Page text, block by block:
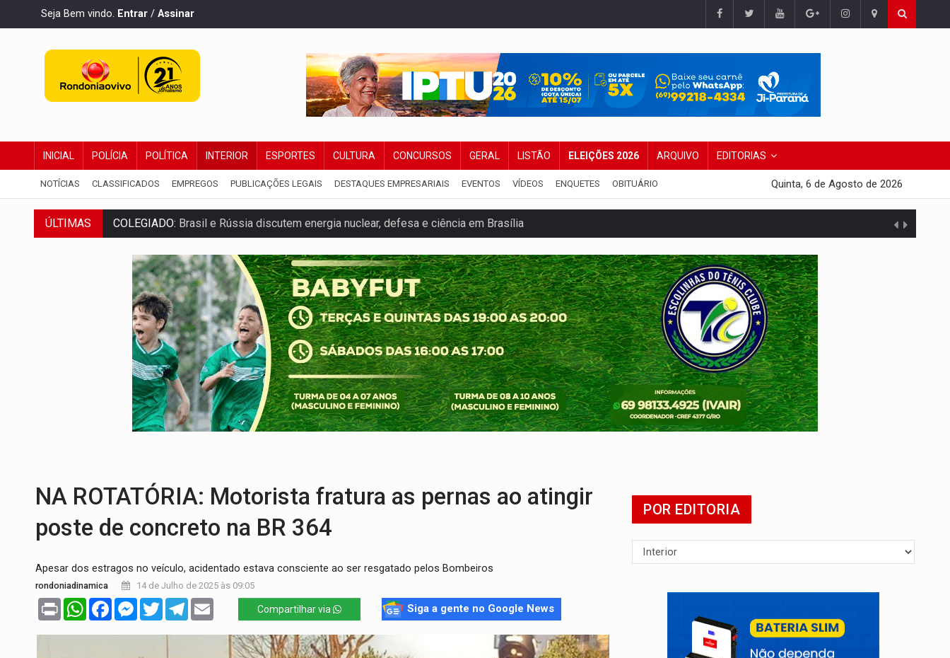
Seja Bem vindo. Entrar / Assinar
INICIAL POLÍCIA POLÍTICA INTERIOR ESPORTES CULTURA CONCURSOS GERAL LISTÃO ELEIÇÕES 2026 ARQUIVO EDITORIAS
NOTÍCIAS CLASSIFICADOS EMPREGOS PUBLICAÇÕES LEGAIS DESTAQUES EMPRESARIAIS EVENTOS VÍDEOS ENQUETES OBITUÁRIO Quinta, 6 de Agosto de 2026
ÚLTIMAS URGENTE:Colisão entre caminhão e carro deixa quatro mortos e um em estado grave na BR
ENCONTRO:Amazônia Negra ganha projeção nacional com participação de Marcela Bonfim
PREVISÃO:Porto Velho tem chances de chuvas isoladas nesta sexta-feira (7)
SINDICATOS UNIDOS:Assembleia Geral delibera greve da educação municipal em Porto Velho
PROCESSO SELETIVO:Rondoniaovivo abre oficina de Comunicação com oportunidade de integrar equipe
AGOSTO LILÁS:MPRO lança de portal e promove reflexão sobre trajetória da Lei Maria da Penha
REGULARIZAÇÃO:Refis 2026 segue até o fim do ano para regularização de débitos
ROLIM DE MOURA:Programa da Energisa beneficia 60 famílias com geladeiras e ventiladores novos
NA ROTATÓRIA: Motorista fratura as pernas ao atingir
poste de concreto na BR 364
Apesar dos estragos no veículo, acidentado estava consciente ao ser resgatado pelos Bombeiros
rondoniadinamica 14 de Julho de 2025 às 09:05
Print WhatsAppFacebookMessenger
TwitterTelegram Compartilhar via Siga a gente no Google News
POR EDITORIA